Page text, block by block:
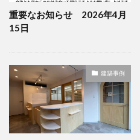
重要なお知らせ 2026年4月
15日
建築事例